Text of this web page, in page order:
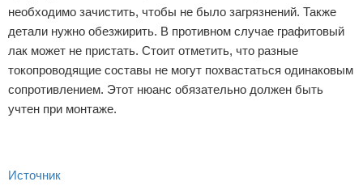
необходимо зачистить, чтобы не было загрязнений. Также
детали нужно обезжирить. В противном случае графитовый
лак может не пристать. Стоит отметить, что разные
токопроводящие составы не могут похвастаться одинаковым
сопротивлением. Этот нюанс обязательно должен быть
учтен при монтаже.
Источник